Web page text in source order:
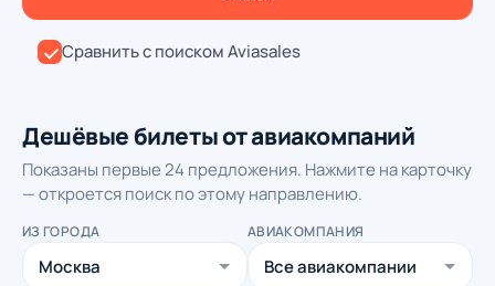
Сравнить с поиском Aviasales
Дешёвые билеты от авиакомпаний
Показаны первые 24 предложения. Нажмите на карточку
— откроется поиск по этому направлению.
ИЗ ГОРОДА АВИАКОМПАНИЯ